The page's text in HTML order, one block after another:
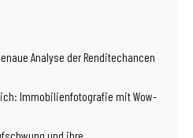
Analyse der Renditechancen
Immobilienfotografie mit Wow-